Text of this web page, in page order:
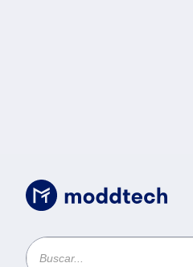
Respaldo y Regulación